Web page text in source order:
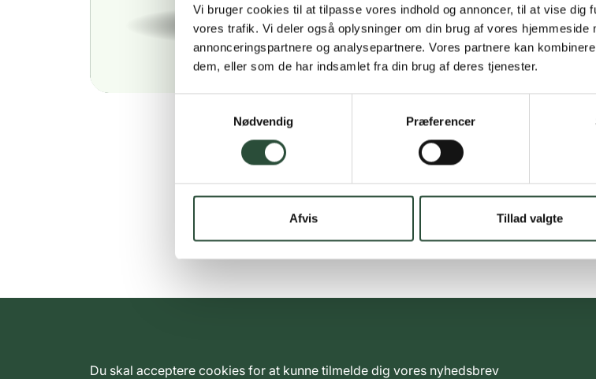
Vi bruger cookies til at tilpasse vores indhold og annoncer, til at vise dig
vores trafik. Vi deler også oplysninger om din brug af vores hjemmeside
annonceringspartnere og analysepartnere. Vores partnere kan
dem, eller som de har indsamlet fra din brug af deres tjenester.
Nødvendig
Præferencer
Afvis Tillad valgte
Du skal acceptere cookies for at kunne tilmelde dig vores nyhedsbrev